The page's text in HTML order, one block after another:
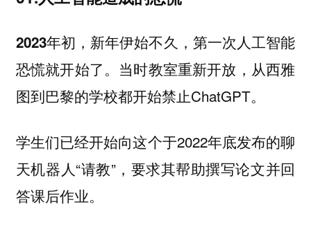
2023年初，新年伊始不久，第一次人工智能
恐慌就开始了。当时教室重新开放，从西雅
图到巴黎的学校都开始禁止ChatGPT。
学生们已经开始向这个于2022年底发布的聊
天机器人“请教”，要求其帮助撰写论文并回
答课后作业。